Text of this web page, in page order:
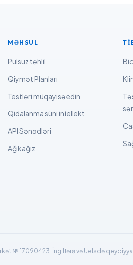
MƏHSUL
Pulsuz təhlil
Qiymət Planları
Testləri müqayisə edin
Qidalanma süni intellekt
API Sənədləri
Ağ kağız
№ 17090423. İngiltərə və Uelsdə